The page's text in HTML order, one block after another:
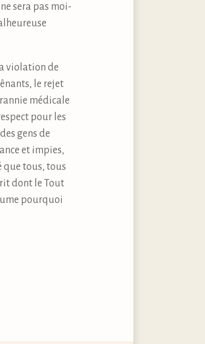
sera pas moi-
violation de
le rejet
médicale
pour les
gens de
et impies,
que tous, tous
dont le Tout
pourquoi